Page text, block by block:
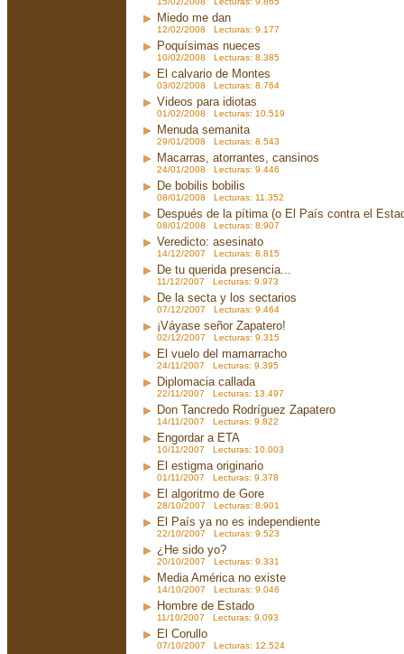
Miedo me dan
12/02/2008 Lecturas: 9.177
Poquísimas nueces
10/02/2008 Lecturas: 8.385
El calvario de Montes
03/02/2008 Lecturas: 8.764
Videos para idiotas
01/02/2008 Lecturas: 10.519
Menuda semanita
29/01/2008 Lecturas: 8.543
Macarras, atorrantes, cansinos
24/01/2008 Lecturas: 9.446
De bobilis bobilis
08/01/2008 Lecturas: 11.352
Después de la pítima (o El País contra el
08/01/2008 Lecturas: 8.907
Veredicto: asesinato
14/12/2007 Lecturas: 8.815
De tu querida presencia...
11/12/2007 Lecturas: 9.973
De la secta y los sectarios
07/12/2007 Lecturas: 9.464
¡Váyase señor Zapatero!
02/12/2007 Lecturas: 9.315
El vuelo del mamarracho
24/11/2007 Lecturas: 9.395
Diplomacia callada
22/11/2007 Lecturas: 13.497
Don Tancredo Rodríguez Zapatero
14/11/2007 Lecturas: 9.822
Engordar a ETA
10/11/2007 Lecturas: 10.003
El estigma originario
01/11/2007 Lecturas: 9.378
El algoritmo de Gore
28/10/2007 Lecturas: 8.901
El País ya no es independiente
22/10/2007 Lecturas: 9.523
¿He sido yo?
20/10/2007 Lecturas: 9.331
Media América no existe
14/10/2007 Lecturas: 9.046
Hombre de Estado
11/10/2007 Lecturas: 9.093
El Corullo
07/10/2007 Lecturas: 12.524